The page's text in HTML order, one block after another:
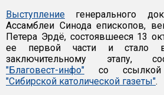
Выступление генерального
Ассамблеи Синода епископов,
Петера Эрдё, состоявшееся 13
ее первой части и стало
заключительному этапу,
"Благовест-инфо" со
"Сибирской католической газеты".